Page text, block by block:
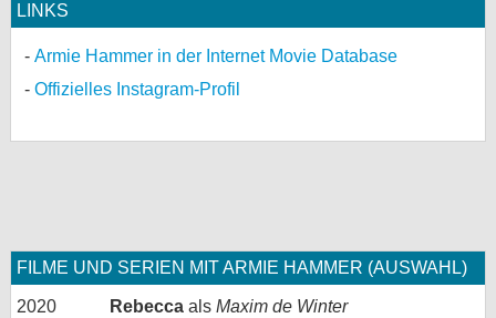
LINKS
Armie Hammer in der Internet Movie Database
Offizielles Instagram-Profil
FILME UND SERIEN MIT ARMIE HAMMER (AUSWAHL)
2020 Rebecca als Maxim de Winter